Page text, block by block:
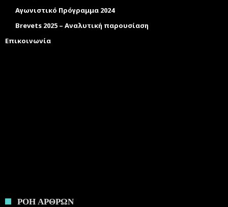
Αγωνιστικό Πρόγραμμα 2024
Brevets 2025 – Αναλυτική παρουσίαση
Επικοινωνία
ΡΟΗ ΑΡΘΡΩΝ